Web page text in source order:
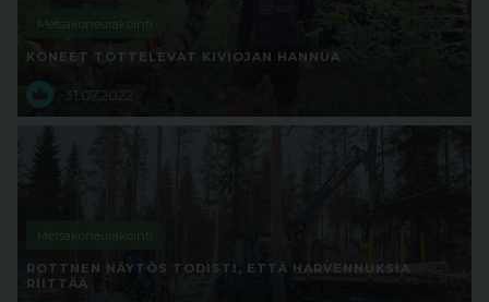
Metsäkoneurakointi
KONEET TOTTELEVAT KIVIOJAN HANNUA
31.07.2022
Metsäkoneurakointi
ROTTNEN NÄYTÖS TODISTI, ETTÄ HARVENNUKSIA
RIITTÄÄ